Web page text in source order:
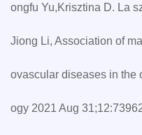
ongfu Yu,Krisztina D. La
Jiong Li, Association of
ovascular diseases in the
ogy 2021 Aug